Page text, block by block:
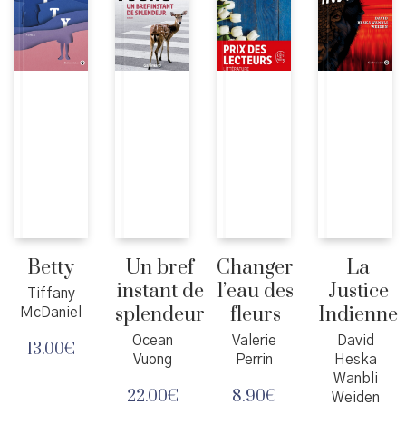
Betty
Tiffany
McDaniel
13.00€
Un bref
instant de
splendeur
Ocean
Vuong
22.00€
Changer
l’eau des
fleurs
Valerie
Perrin
8.90€
La
Justice
Indienne
David
Heska
Wanbli
Weiden